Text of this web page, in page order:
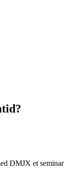
DMJX et seminar